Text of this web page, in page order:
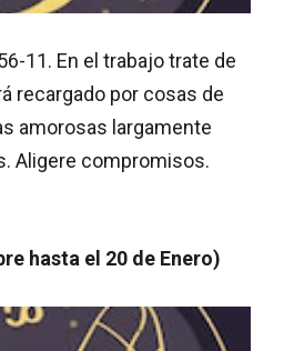
11. En el trabajo trate de
recargado por cosas de
amorosas largamente
Aligere compromisos.
hasta el 20 de Enero)